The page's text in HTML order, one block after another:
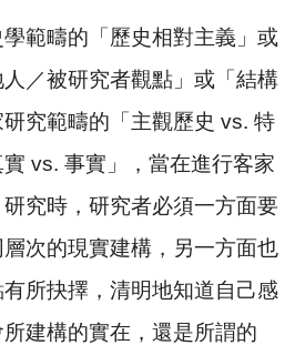
疇的「歷史相對主義」或
／被研究者觀點」或「結構
究範疇的「主觀歷史 vs. 特
vs. 事實」，當在進行客家
研究時，研究者必須一方面要
次的現實建構，另一方面也
所抉擇，清明地知道自己感
建構的實在，還是所謂的